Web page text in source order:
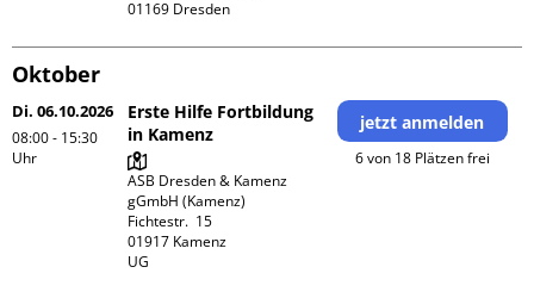
Oktober
Di. 06.10.2026
08:00 - 15:30
Uhr
Erste Hilfe Fortbildung
in Kamenz
ASB Dresden & Kamenz
gGmbH (Kamenz)
Fichtestr.  15
01917 Kamenz
UG
jetzt anmelden
6 von 18 Plätzen frei